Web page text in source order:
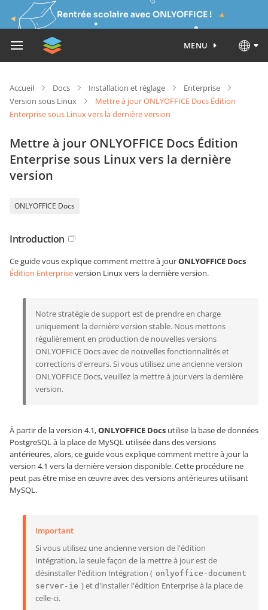
Rentrée scolaire avec ONLYOFFICE !
MENU
Accueil Docs Installation et réglage
Enterprise
Version sous Linux
Mettre à jour ONLYOFFICE Docs Édition
Enterprise sous Linux vers la dernière version
Mettre à jour ONLYOFFICE Docs Édition
Enterprise sous Linux vers la dernière
version
ONLYOFFICE Docs
Introduction
Ce guide vous explique comment mettre à jourONLYOFFICE Docs
Édition Enterpriseversion Linux vers la dernière version.
Notre stratégie de support est de prendre en charge
uniquement la dernière version stable. Nous mettons
régulièrement en production de nouvelles versions
ONLYOFFICE Docs avec de nouvelles fonctionnalités et
corrections d'erreurs. Si vous utilisez une ancienne version
ONLYOFFICE Docs, veuillez la mettre à jour vers la dernière
version.
À partir de la version 4.1,ONLYOFFICE Docs utilise la base de données
PostgreSQL à la place de MySQL utilisée dans des versions
antérieures, alors, ce guide vous explique comment mettre à jour la
version 4.1 vers la dernière version disponible. Cette procédure ne
peut pas être mise en œuvre avec des versions antérieures utilisant
MySQL.
Important
Si vous utilisez une ancienne version de l'édition
Intégration, la seule façon de la mettre à jour est de
désinstaller l'édition Intégration ( onlyoffice-document
server-ie ) et d'installer l'édition Enterprise à la place de
celle-ci.